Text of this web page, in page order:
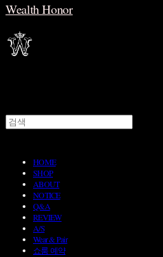
Wealth Honor
HOME
SHOP
ABOUT
NOTICE
Q&A
REVIEW
A/S
Wear & Pair
쇼룸 예약